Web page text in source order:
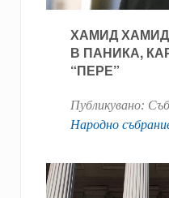
ХАМИД
В ПАНИКА,
“ПЕРЕ”
Публикувано:
Народно